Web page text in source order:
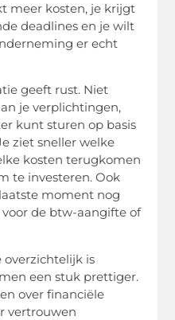
meer kosten, je krijgt
deadlines en je wilt
er echt
geeft rust. Niet
je verplichtingen,
kunt sturen op basis
ziet sneller welke
kosten terugkomen
te investeren. Ook
moment nog
de btw-aangifte of
is
een stuk prettiger.
over financiële
vertrouwen